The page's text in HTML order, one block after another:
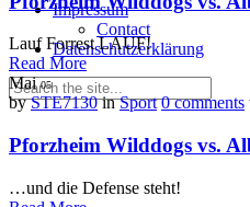
Impressum
Contact
Datenschutzerklärung
Lauf Forrest LAUF!
Read More
Mai 05
bySTE7130 inSport 0 comments
Pforzheim Wilddogs vs.
…und die Defense steht!